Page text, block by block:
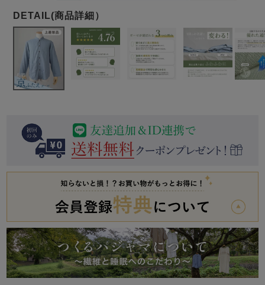
春 夏 秋
ボーイズパジャマ
売れ筋ランキング
すべての生地一覧はこちら
売れ筋ランキング
- Item Ranking -
- New Arrival -
目的別でさがす一覧はこちら
すべてのメン
ズ
パジャマ
前開き かぶり スリーパー
作務衣
羽織・バスロ
ーブ
ズボン単品